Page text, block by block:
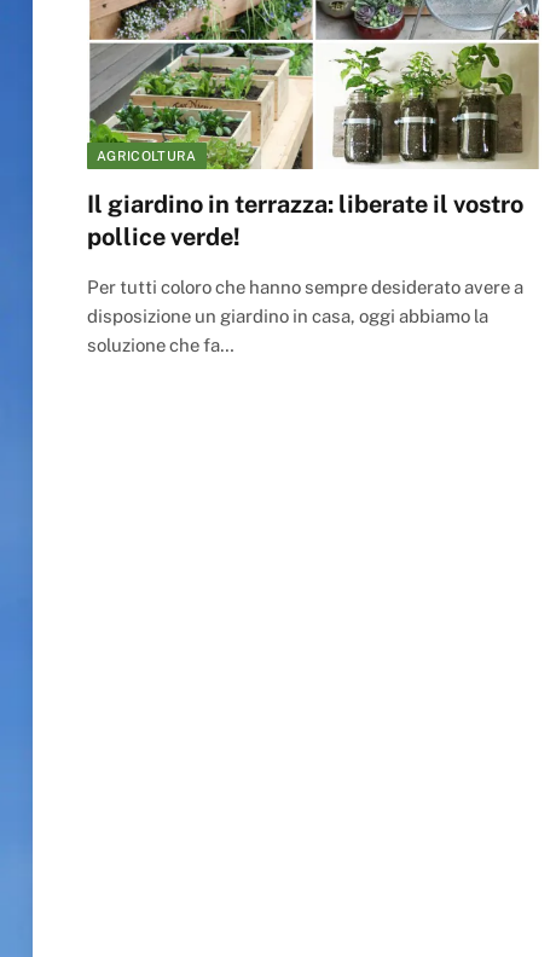
AGRICOLTURA
Il giardino in terrazza: liberate il vostro
pollice verde!
Per tutti coloro che hanno sempre desiderato avere a
disposizione un giardino in casa, oggi abbiamo la
soluzione che fa…